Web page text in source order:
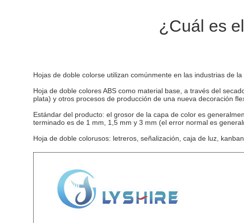
¿Cuál es
Hojas de doble colorse utilizan comúnmente en las industrias de la
Hoja de doble colores ABS como material base, a través del
plata) y otros procesos de producción de una nueva decoración
Estándar del producto: el grosor de la capa de color es
terminado es de 1 mm, 1,5 mm y 3 mm (el error normal es
Hoja de doble colorusos: letreros, señalización, caja de luz,